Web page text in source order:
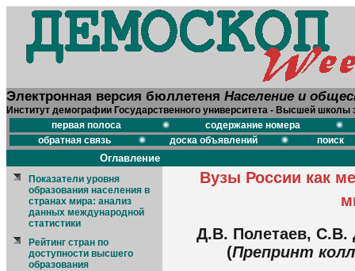
Электронная версия бюллетеня Население и
Институт демографии Государственного университета - Высшей школы
первая полоса
содержание номера
обратная связь
доска объявлений поиск
Оглавление
Показатели уровня
образования населения в
странах мира: анализ
данных международной
статистики
Рейтинг стран по
доступности высшего
образования
Вузы России как
Д.В. Полетаев, С.В.
(Препринт